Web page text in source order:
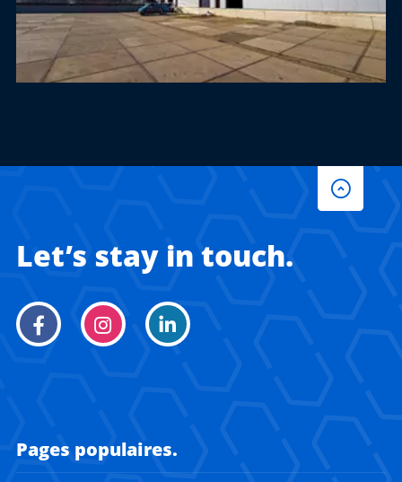
Let’s stay in touch.
Pages populaires.